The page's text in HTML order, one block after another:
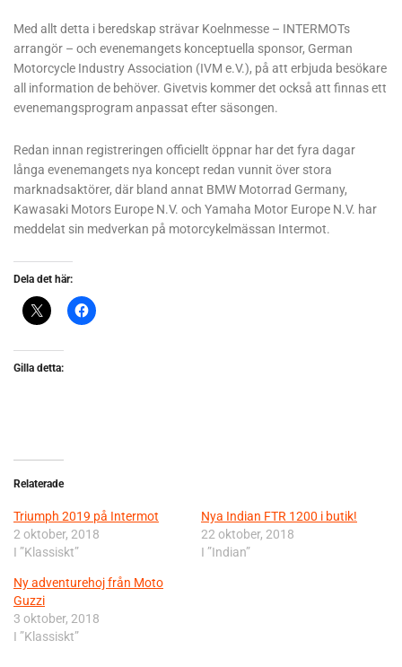
Med allt detta i beredskap strävar Koelnmesse – INTERMOTs
arrangör – och evenemangets konceptuella sponsor, German
Motorcycle Industry Association (IVM e.V.), på att erbjuda besökare
all information de behöver. Givetvis kommer det också att finnas ett
evenemangsprogram anpassat efter säsongen.
Redan innan registreringen officiellt öppnar har det fyra dagar
långa evenemangets nya koncept redan vunnit över stora
marknadsaktörer, där bland annat BMW Motorrad Germany,
Kawasaki Motors Europe N.V. och Yamaha Motor Europe N.V. har
meddelat sin medverkan på motorcykelmässan Intermot.
Dela det här:
Gilla detta:
Relaterade
Triumph 2019 på Intermot
2 oktober, 2018
I ”Klassiskt”
Nya Indian FTR 1200 i butik!
22 oktober, 2018
I ”Indian”
Ny adventurehoj från Moto
Guzzi
3 oktober, 2018
I ”Klassiskt”